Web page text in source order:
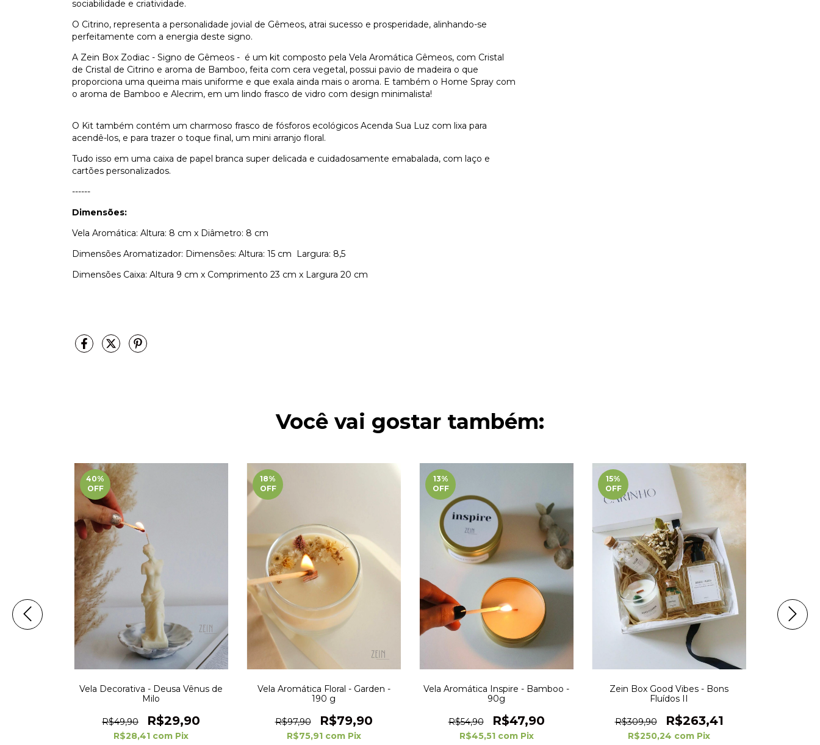
sociabilidade e criatividade.
O Citrino, representa a personalidade jovial de Gêmeos, atrai sucesso e prosperidade, alinhando-se
perfeitamente com a energia deste signo.
A Zein Box Zodiac - Signo de Gêmeos - é um kit composto pela Vela Aromática Gêmeos, com Cristal
de Cristal de Citrino e aroma de Bamboo, feita com cera vegetal, possui pavio de madeira o que
proporciona uma queima mais uniforme e que exala ainda mais o aroma. E também o Home Spray com
o aroma de Bamboo e Alecrim, em um lindo frasco de vidro com design minimalista!
O Kit também contém um charmoso frasco de fósforos ecológicos Acenda Sua Luz com lixa para
acendê-los, e para trazer o toque final, um mini arranjo floral.
Tudo isso em uma caixa de papel branca super delicada e cuidadosamente emabalada, com laço e
cartões personalizados.
------
Dimensões:
Vela Aromática: Altura: 8 cm x Diâmetro: 8 cm
Dimensões Aromatizador: Dimensões: Altura: 15 cm Largura: 8,5
Dimensões Caixa: Altura 9 cm x Comprimento 23 cm x Largura 20 cm
Você vai gostar também:
40%
OFF
Vela Decorativa - Deusa Vênus de
Milo
R$49,90 R$29,90
R$28,41 com Pix
18%
OFF
Vela Aromática Floral - Garden -
190 g
R$97,90 R$79,90
R$75,91 com Pix
13%
OFF
Vela Aromática Inspire - Bamboo -
90g
R$54,90 R$47,90
R$45,51 com Pix
15%
OFF
Zein Box Good Vibes - Bons
Fluídos II
R$309,90 R$263,41
R$250,24 com Pix